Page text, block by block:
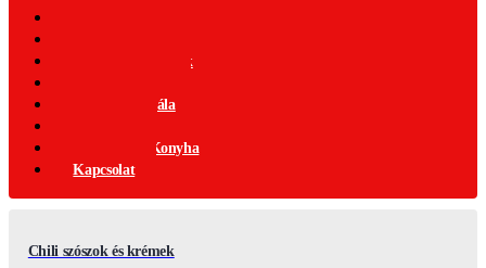
Ajándék Termékek
Csípősségi-Skála
Nemzetközi Konyha
Kapcsolat
Chili szószok és krémek